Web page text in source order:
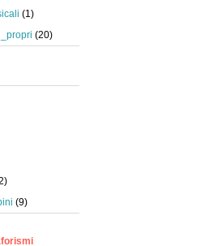
(1)
(20)
(9)